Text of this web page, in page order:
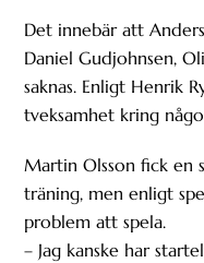
Det innebär att
Daniel Gudjohnsen,
saknas. Enligt Henrik
tveksamhet kring
Martin Olsson fick en
träning, men enligt
problem att spela.
– Jag kanske har